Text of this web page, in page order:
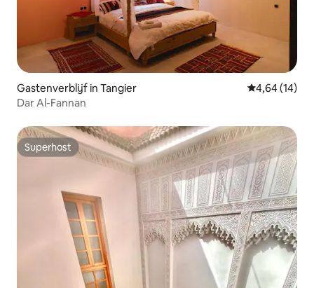
Gastenverblijf in Tangier Gemiddelde
4,64 (14)
Dar Al-Fannan
Superhost
Superhost